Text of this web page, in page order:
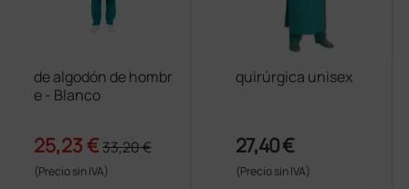
de algodón de hombr
e - Blanco
25,23 €33,20 €
(Precio sin IVA)
quirúrgica unisex
27,40 €
(Precio sin IVA)